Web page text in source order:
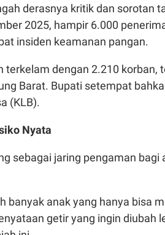
derasnya kritik dan sorotan
2025, hampir 6.000
insiden keamanan pangan.
terkelam dengan 2.210 korban,
Barat. Bupati setempat
(KLB).
Nyata
sebagai jaring pengaman bagi
banyak anak yang hanya bisa
getir yang ingin diubah